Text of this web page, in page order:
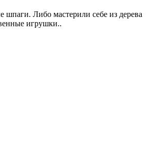
Либо мастерили себе из дерева
игрушки..